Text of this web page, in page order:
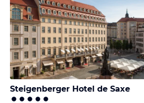
Steigenberger Hotel de Saxe